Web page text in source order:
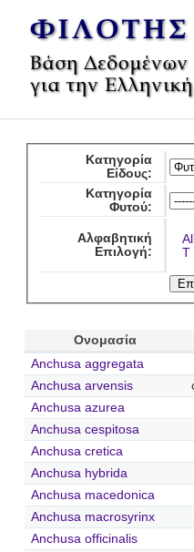
Κατηγορία
Είδους:
Κατηγορία
Φυτού:
Αλφαβητική
Επιλογή:
T
Ονομασία
Anchusa aggregata
Anchusa arvensis
Anchusa azurea
Anchusa cespitosa
Anchusa cretica
Anchusa hybrida
Anchusa macedonica
Anchusa macrosyrinx
Anchusa officinalis